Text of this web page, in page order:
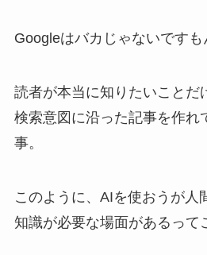
Googleはバカじゃないですも
読者が本当に知りたいことだ
検索意図に沿った記事を作れ
事。
このように、AIを使おうが人
知識が必要な場面があるって